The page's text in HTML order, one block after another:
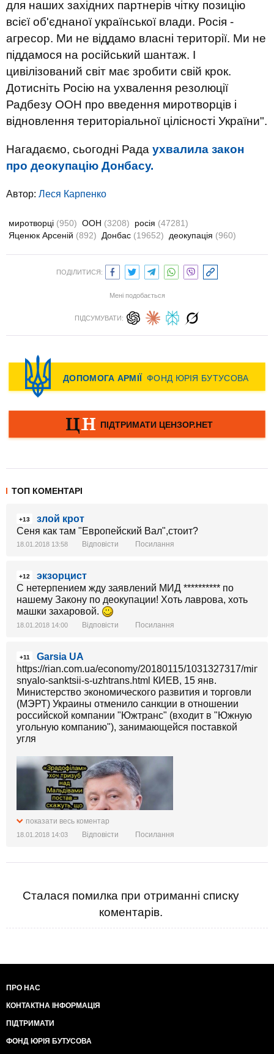
для наших західних партнерів чітку позицію
всієї об'єднаної української влади. Росія -
агресор. Ми не віддамо власні території. Ми не
піддамося на російський шантаж. І
цивілізований світ має зробити свій крок.
Дотисніть Росію на ухвалення резолюції
Радбезу ООН про введення миротворців і
відновлення територіальної цілісності України".
Нагадаємо, сьогодні Рада ухвалила закон
про деокупацію Донбасу.
Автор: Леся Карпенко
миротворці (950) ООН (3208) росія (47281)
Яценюк Арсеній (892) Донбас (19652) деокупація (960)
ПОДІЛИТИСЯ:
Мені подобається
ПІДСУМУВАТИ:
ТОП КОМЕНТАРІ
+13
злой крот
Сеня как там "Европейский Вал",стоит?
18.01.2018 13:58 Відповісти Посилання
+12
экзорцист
С нетерпением жду заявлений МИД ********** по
нашему Закону по деокупации! Хоть лаврова, хоть
машки захаровой.
18.01.2018 14:00 Відповісти Посилання
+11
Garsia UA
https://rian.com.ua/economy/20180115/1031327317/
snyalo-sanktsii-s-uzhtrans.html КИЕВ, 15 янв.
Министерство экономического развития и торговли
(МЭРТ) Украины отменило санкции в отношении
российской компании "Южтранс" (входит в "Южную
угольную компанию"), занимающейся поставкой
угля
показати весь коментар
18.01.2018 14:03 Відповісти Посилання
Сталася помилка при отриманні списку
коментарів.
ПРО НАС
КОНТАКТНА ІНФОРМАЦІЯ
ПІДТРИМАТИ
ФОНД ЮРІЯ БУТУСОВА